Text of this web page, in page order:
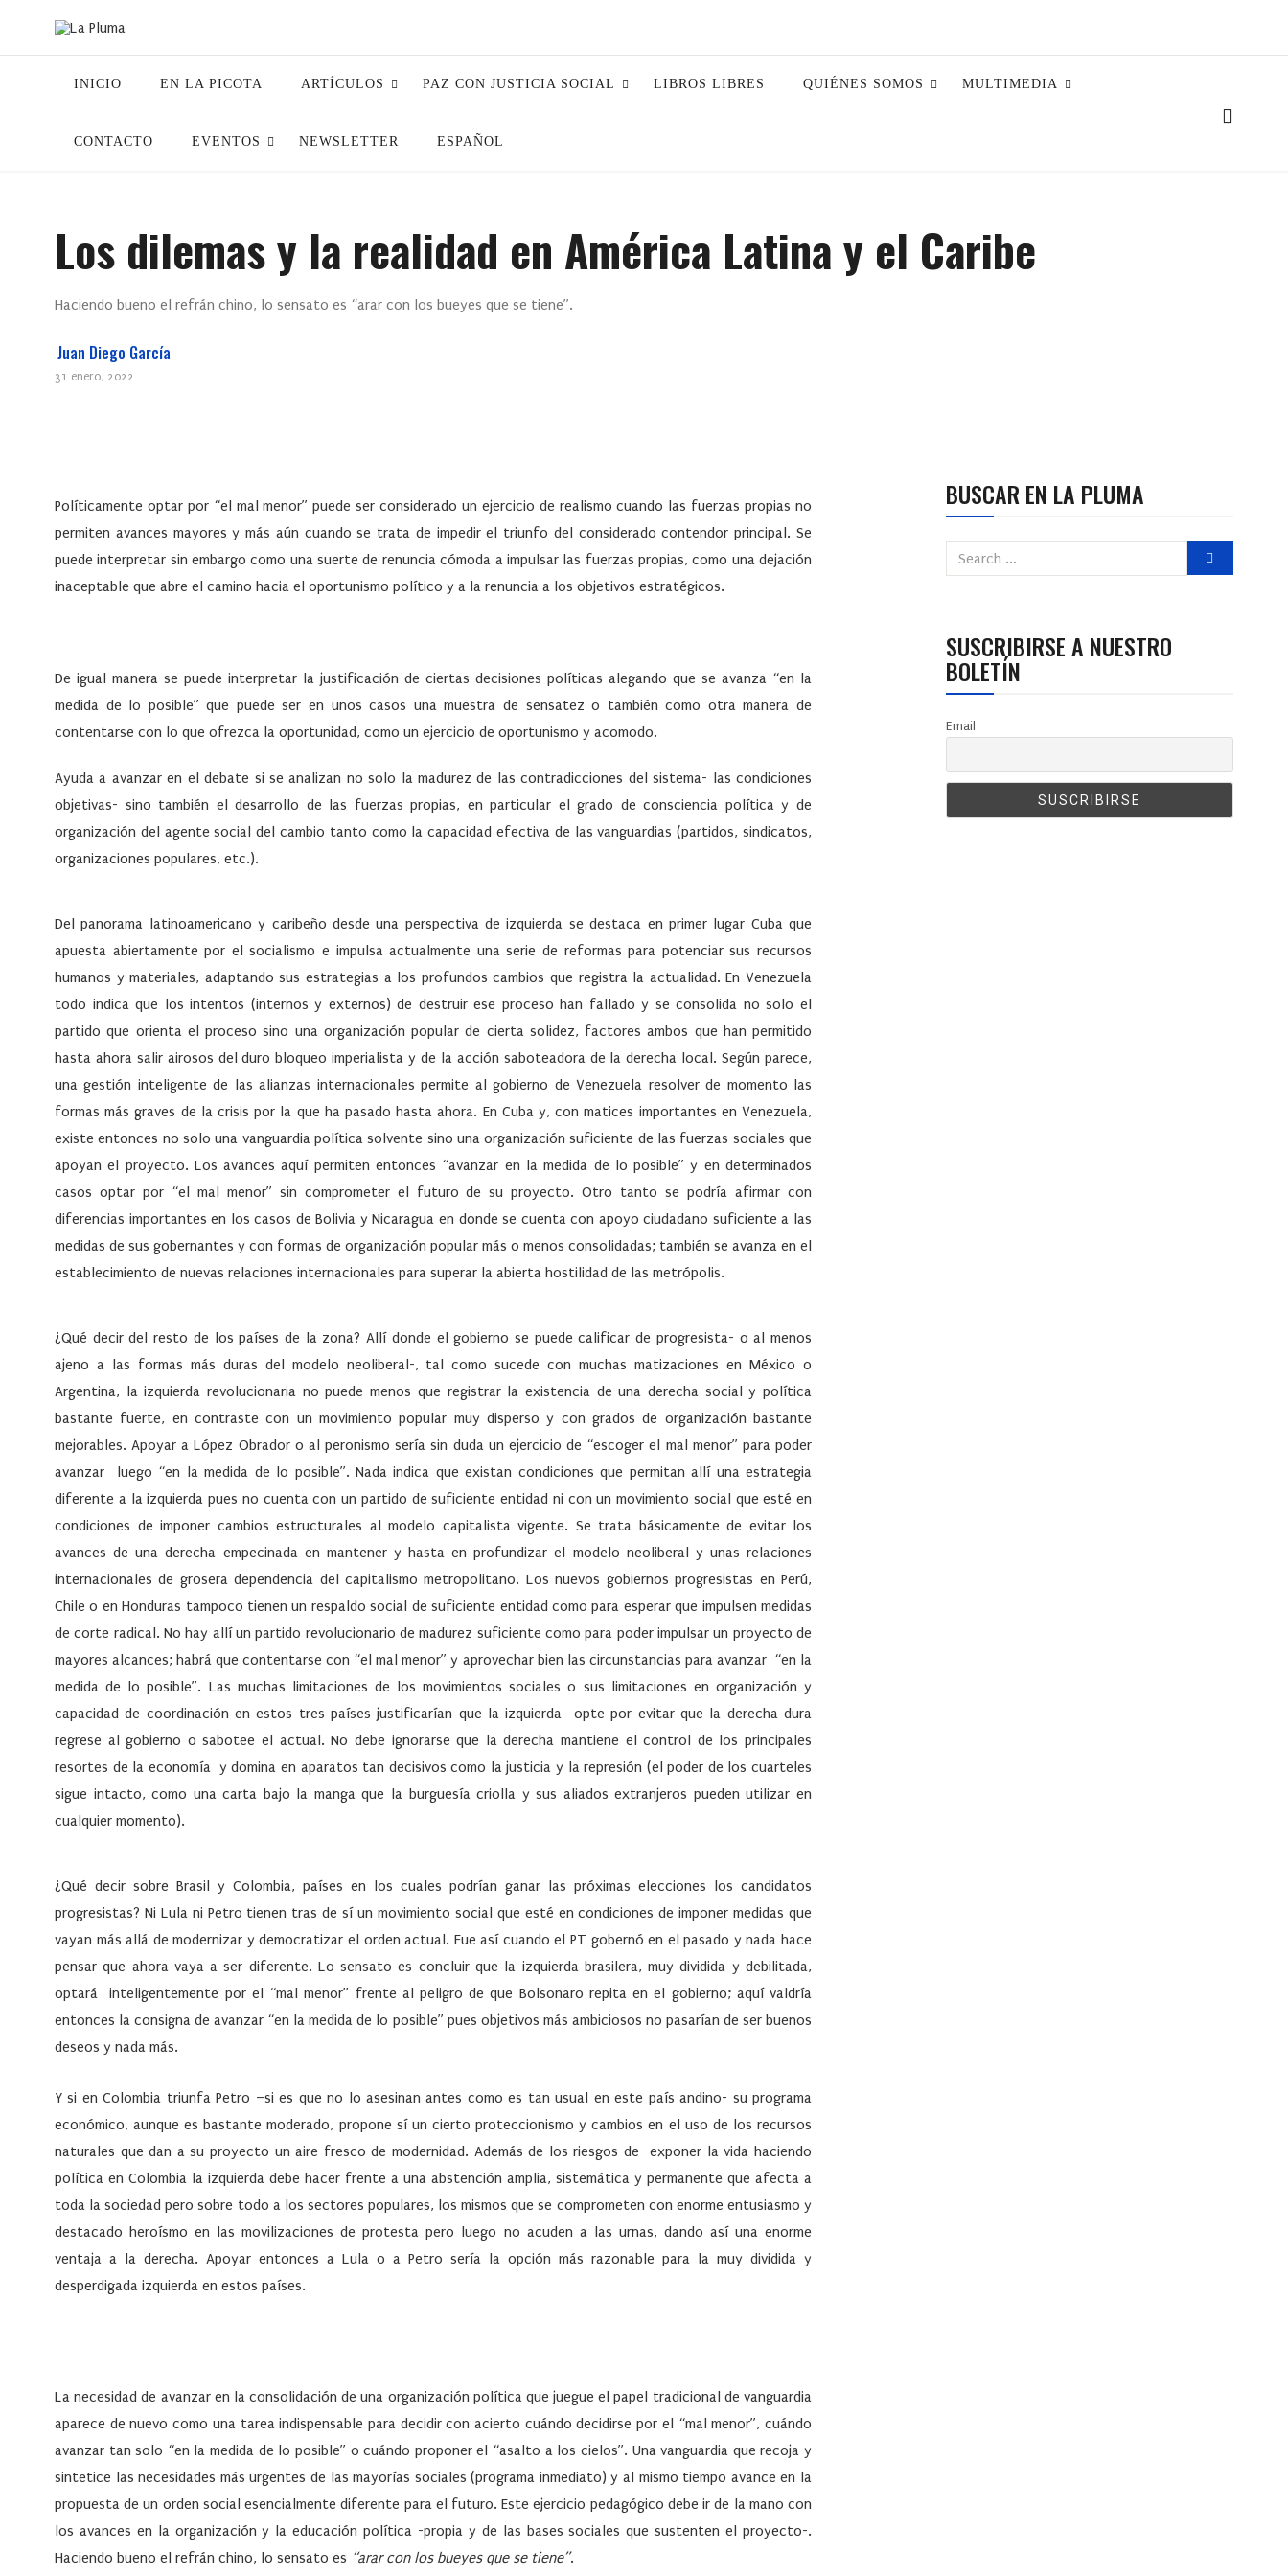
INICIO EN LA PICOTA ARTÍCULOS PAZ CON JUSTICIA SOCIAL LIBROS LIBRES QUIÉNES SOMOS MULTIMEDIA
CONTACTO EVENTOS NEWSLETTER ESPAÑOL
Los dilemas y la realidad en América Latina y el Caribe
Haciendo bueno el refrán chino, lo sensato es “arar con los bueyes que se tiene”.
Juan Diego García
31 enero, 2022
Políticamente optar por “el mal menor” puede ser considerado un ejercicio de realismo cuando las fuerzas propias no
permiten avances mayores y más aún cuando se trata de impedir el triunfo del considerado contendor principal. Se
puede interpretar sin embargo como una suerte de renuncia cómoda a impulsar las fuerzas propias, como una dejación
inaceptable que abre el camino hacia el oportunismo político y a la renuncia a los objetivos estratégicos.
De igual manera se puede interpretar la justificación de ciertas decisiones políticas alegando que se avanza “en la
medida de lo posible” que puede ser en unos casos una muestra de sensatez o también como otra manera de
contentarse con lo que ofrezca la oportunidad, como un ejercicio de oportunismo y acomodo.
Ayuda a avanzar en el debate si se analizan no solo la madurez de las contradicciones del sistema- las condiciones
objetivas- sino también el desarrollo de las fuerzas propias, en particular el grado de consciencia política y de
organización del agente social del cambio tanto como la capacidad efectiva de las vanguardias (partidos, sindicatos,
organizaciones populares, etc.).
Del panorama latinoamericano y caribeño desde una perspectiva de izquierda se destaca en primer lugar Cuba que
apuesta abiertamente por el socialismo e impulsa actualmente una serie de reformas para potenciar sus recursos
humanos y materiales, adaptando sus estrategias a los profundos cambios que registra la actualidad. En Venezuela
todo indica que los intentos (internos y externos) de destruir ese proceso han fallado y se consolida no solo el
partido que orienta el proceso sino una organización popular de cierta solidez, factores ambos que han permitido
hasta ahora salir airosos del duro bloqueo imperialista y de la acción saboteadora de la derecha local. Según parece,
una gestión inteligente de las alianzas internacionales permite al gobierno de Venezuela resolver de momento las
formas más graves de la crisis por la que ha pasado hasta ahora. En Cuba y, con matices importantes en Venezuela,
existe entonces no solo una vanguardia política solvente sino una organización suficiente de las fuerzas sociales que
apoyan el proyecto. Los avances aquí permiten entonces “avanzar en la medida de lo posible” y en determinados
casos optar por “el mal menor” sin comprometer el futuro de su proyecto. Otro tanto se podría afirmar con
diferencias importantes en los casos de Bolivia y Nicaragua en donde se cuenta con apoyo ciudadano suficiente a las
medidas de sus gobernantes y con formas de organización popular más o menos consolidadas; también se avanza en el
establecimiento de nuevas relaciones internacionales para superar la abierta hostilidad de las metrópolis.
¿Qué decir del resto de los países de la zona? Allí donde el gobierno se puede calificar de progresista- o al menos
ajeno a las formas más duras del modelo neoliberal-, tal como sucede con muchas matizaciones en México o
Argentina, la izquierda revolucionaria no puede menos que registrar la existencia de una derecha social y política
bastante fuerte, en contraste con un movimiento popular muy disperso y con grados de organización bastante
mejorables. Apoyar a López Obrador o al peronismo sería sin duda un ejercicio de “escoger el mal menor” para poder
avanzar luego “en la medida de lo posible”. Nada indica que existan condiciones que permitan allí una estrategia
diferente a la izquierda pues no cuenta con un partido de suficiente entidad ni con un movimiento social que esté en
condiciones de imponer cambios estructurales al modelo capitalista vigente. Se trata básicamente de evitar los
avances de una derecha empecinada en mantener y hasta en profundizar el modelo neoliberal y unas relaciones
internacionales de grosera dependencia del capitalismo metropolitano. Los nuevos gobiernos progresistas en Perú,
Chile o en Honduras tampoco tienen un respaldo social de suficiente entidad como para esperar que impulsen medidas
de corte radical. No hay allí un partido revolucionario de madurez suficiente como para poder impulsar un proyecto de
mayores alcances; habrá que contentarse con “el mal menor” y aprovechar bien las circunstancias para avanzar “en la
medida de lo posible”. Las muchas limitaciones de los movimientos sociales o sus limitaciones en organización y
capacidad de coordinación en estos tres países justificarían que la izquierda opte por evitar que la derecha dura
regrese al gobierno o sabotee el actual. No debe ignorarse que la derecha mantiene el control de los principales
resortes de la economía y domina en aparatos tan decisivos como la justicia y la represión (el poder de los cuarteles
sigue intacto, como una carta bajo la manga que la burguesía criolla y sus aliados extranjeros pueden utilizar en
cualquier momento).
¿Qué decir sobre Brasil y Colombia, países en los cuales podrían ganar las próximas elecciones los candidatos
progresistas? Ni Lula ni Petro tienen tras de sí un movimiento social que esté en condiciones de imponer medidas que
vayan más allá de modernizar y democratizar el orden actual. Fue así cuando el PT gobernó en el pasado y nada hace
pensar que ahora vaya a ser diferente. Lo sensato es concluir que la izquierda brasilera, muy dividida y debilitada,
optará inteligentemente por el “mal menor” frente al peligro de que Bolsonaro repita en el gobierno; aquí valdría
entonces la consigna de avanzar “en la medida de lo posible” pues objetivos más ambiciosos no pasarían de ser buenos
deseos y nada más.
Y si en Colombia triunfa Petro –si es que no lo asesinan antes como es tan usual en este país andino- su programa
económico, aunque es bastante moderado, propone sí un cierto proteccionismo y cambios en el uso de los recursos
naturales que dan a su proyecto un aire fresco de modernidad. Además de los riesgos de exponer la vida haciendo
política en Colombia la izquierda debe hacer frente a una abstención amplia, sistemática y permanente que afecta a
toda la sociedad pero sobre todo a los sectores populares, los mismos que se comprometen con enorme entusiasmo y
destacado heroísmo en las movilizaciones de protesta pero luego no acuden a las urnas, dando así una enorme
ventaja a la derecha. Apoyar entonces a Lula o a Petro sería la opción más razonable para la muy dividida y
desperdigada izquierda en estos países.
La necesidad de avanzar en la consolidación de una organización política que juegue el papel tradicional de vanguardia
aparece de nuevo como una tarea indispensable para decidir con acierto cuándo decidirse por el “mal menor”, cuándo
avanzar tan solo “en la medida de lo posible” o cuándo proponer el “asalto a los cielos”. Una vanguardia que recoja y
sintetice las necesidades más urgentes de las mayorías sociales (programa inmediato) y al mismo tiempo avance en la
propuesta de un orden social esencialmente diferente para el futuro. Este ejercicio pedagógico debe ir de la mano con
los avances en la organización y la educación política -propia y de las bases sociales que sustenten el proyecto-.
Haciendo bueno el refrán chino, lo sensato es “arar con los bueyes que se tiene”.
BUSCAR EN LA PLUMA
SUSCRIBIRSE A NUESTRO
BOLETÍN
Email